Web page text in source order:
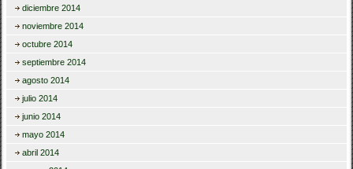
diciembre 2014
noviembre 2014
octubre 2014
septiembre 2014
agosto 2014
julio 2014
junio 2014
mayo 2014
abril 2014